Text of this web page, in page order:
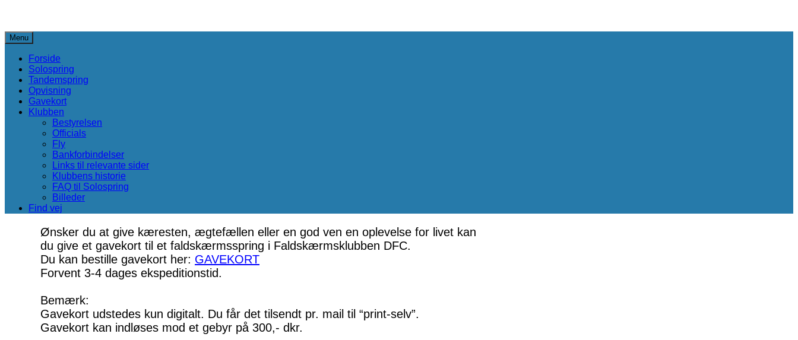
content
Menu
Forside
Solospring
Tandemspring
Opvisning
Gavekort
Klubben
Bestyrelsen
Officials
Fly
Bankforbindelser
Links til relevante sider
Klubbens historie
FAQ til Solospring
Billeder
Find vej
Ønsker du at give kæresten, ægtefællen eller en god ven en oplevelse for livet kan
du give et gavekort til et faldskærmsspring i Faldskærmsklubben DFC.
Du kan bestille gavekort her: GAVEKORT
Forvent 3-4 dages ekspeditionstid.
Bemærk:
Gavekort udstedes kun digitalt. Du får det tilsendt pr. mail til “print-selv”.
Gavekort kan indløses mod et gebyr på 300,- dkr.